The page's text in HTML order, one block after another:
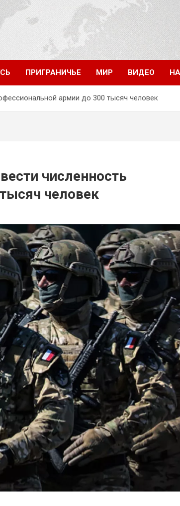
ПРИГРАНИЧЬЕ МИР ВИДЕО
армии до 300 тысяч человек
численность
человек